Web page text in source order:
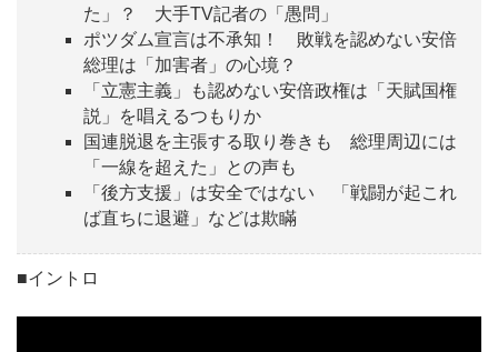
た」？ 大手TV記者の「愚問」
ポツダム宣言は不承知！ 敗戦を認めない安倍
総理は「加害者」の心境？
「立憲主義」も認めない安倍政権は「天賦国権
説」を唱えるつもりか
国連脱退を主張する取り巻きも 総理周辺には
「一線を超えた」との声も
「後方支援」は安全ではない 「戦闘が起これ
ば直ちに退避」などは欺瞞
■イントロ